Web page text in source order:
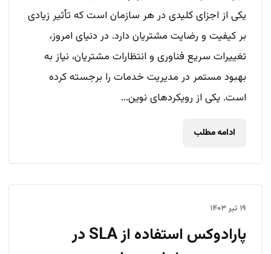
یکی از اجزای کلیدی در هر سازمان است که تأثیر زیادی
بر کیفیت و رضایت مشتریان دارد. در دنیای امروز،
تغییرات سریع فناوری و انتظارات مشتریان، نیاز به
بهبود مستمر در مدیریت خدمات را برجسته کرده
است. یکی از رویکردهای نوین...
ادامه مطلب
۱۹ تیر ۱۴۰۳
پارادوکس استفاده از SLA در